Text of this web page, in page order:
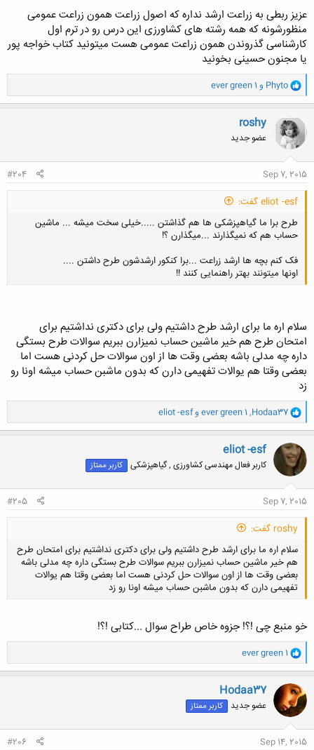
کسی از دوستان اطلاع داره چه منابعی برای این دروس بهتره بخونیم؟
عزیز ربطی به زراعت ارشد نداره که اصول زراعت همون زراعت عمومی
منظورشونه که همه رشته های کشاورزی این درس رو در ترم اول
کارشناسی گذروندن همون زراعت عمومی هست میتونید کتاب خواجه پور
یا مجنون حسینی بخونید
و
ا
ک
ن
ش
ه
Phyto و ever green 1
roshy
عضو جدید
Sep 7, 2015
#204
eliot -esf گفت:
طرح برا ما گیاهپزشکی ها هم گذاشتن .....خیلی سخت میشه ... ماشین
حساب هم که نمیگذارند ...میگذارن ؟!
فک کنم بچه ها ارشد زراعت ...برا کنکور ارشدشون طرح داشتن ....
اونها میتونند بهتر راهنمایی کنند !!
سلام اره ما برای ارشد طرح داشتیم ولی برای دکتری نداشتیم برای
امتحان طرح هم خیر ماشین حساب نمیزارن ببریم سوالات طرح بستگی
داره چه مدلی باشه بعضی وقت ها از اون سوالات حل کردنی هست اما
بعضی وقتا هم یوالات تفهیمی دارن که بدون ماشبن حساب میشه اونا رو
زد
و
ا
ک
ن
ش
ه
ا
Hodaa37
,
ever green 1 وeliot -esf
eliot -esf
کاربر فعال مهندسی کشاورزی , گیاهپزشکی کاربر ممتاز
Sep 7, 2015
#205
roshy گفت:
سلام اره ما برای ارشد طرح داشتیم ولی برای دکتری نداشتیم برای امتحان طرح
هم خیر ماشین حساب نمیزارن ببریم سوالات طرح بستگی داره چه مدلی باشه
بعضی وقت ها از اون سوالات حل کردنی هست اما بعضی وقتا هم یوالات
تفهیمی دارن که بدون ماشبن حساب میشه اونا رو زد
کلیک کنید تا باز شود...
خو منبع چی !؟! جزوه خاص طراح سوال ...کتابی !؟!
و
ا
ک
ن
ش
ه
ا
ever green 1
Hodaa37
عضو جدید کاربر ممتاز
Sep 14, 2015
#206